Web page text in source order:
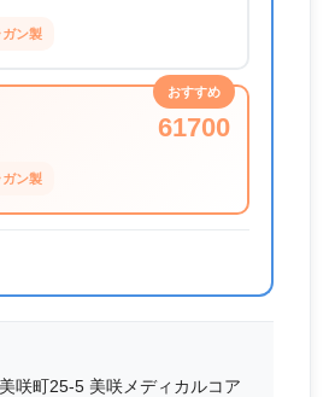
ガン製
おすすめ
61700
ガン製
咲町25-5 美咲メディカルコア